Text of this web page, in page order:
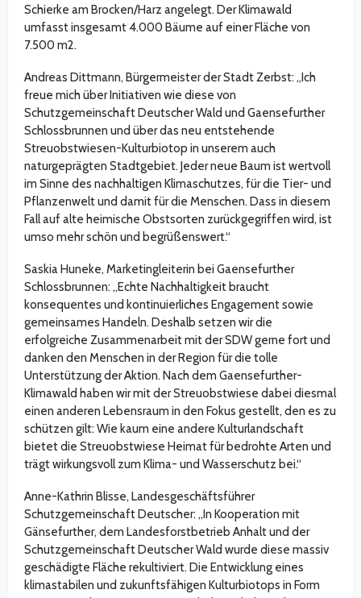
Schierke am Brocken/Harz angelegt. Der Klimawald
umfasst insgesamt 4.000 Bäume auf einer Fläche von
7.500 m2.
Andreas Dittmann, Bürgermeister der Stadt Zerbst: „Ich
freue mich über Initiativen wie diese von
Schutzgemeinschaft Deutscher Wald und Gaensefurther
Schlossbrunnen und über das neu entstehende
Streuobstwiesen-Kulturbiotop in unserem auch
naturgeprägten Stadtgebiet. Jeder neue Baum ist wertvoll
im Sinne des nachhaltigen Klimaschutzes, für die Tier- und
Pflanzenwelt und damit für die Menschen. Dass in diesem
Fall auf alte heimische Obstsorten zurückgegriffen wird, ist
umso mehr schön und begrüßenswert.“
Saskia Huneke, Marketingleiterin bei Gaensefurther
Schlossbrunnen: „Echte Nachhaltigkeit braucht
konsequentes und kontinuierliches Engagement sowie
gemeinsames Handeln. Deshalb setzen wir die
erfolgreiche Zusammenarbeit mit der SDW gerne fort und
danken den Menschen in der Region für die tolle
Unterstützung der Aktion. Nach dem Gaensefurther-
Klimawald haben wir mit der Streuobstwiese dabei diesmal
einen anderen Lebensraum in den Fokus gestellt, den es zu
schützen gilt: Wie kaum eine andere Kulturlandschaft
bietet die Streuobstwiese Heimat für bedrohte Arten und
trägt wirkungsvoll zum Klima- und Wasserschutz bei.“
Anne-Kathrin Blisse, Landesgeschäftsführer
Schutzgemeinschaft Deutscher: „In Kooperation mit
Gänsefurther, dem Landesforstbetrieb Anhalt und der
Schutzgemeinschaft Deutscher Wald wurde diese massiv
geschädigte Fläche rekultiviert. Die Entwicklung eines
klimastabilen und zukunftsfähigen Kulturbiotops in Form